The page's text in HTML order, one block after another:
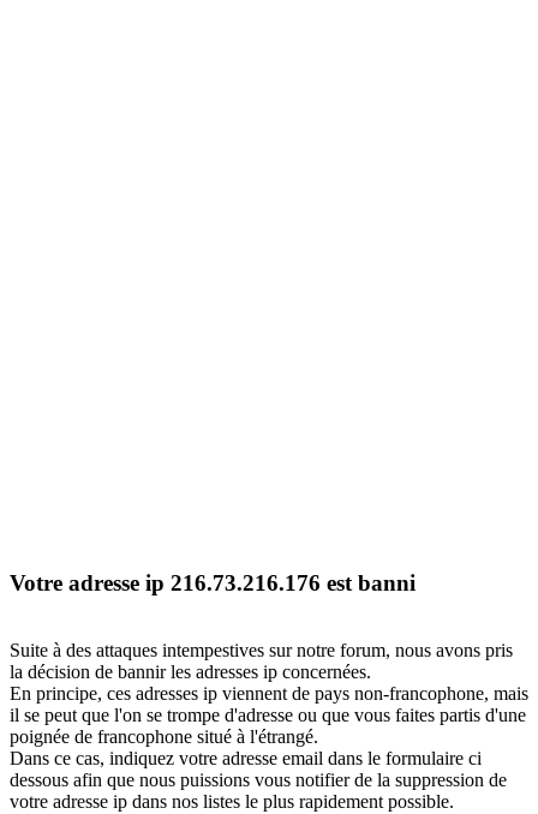
Votre adresse ip 216.73.216.176 est banni
Suite à des attaques intempestives sur notre forum, nous avons pris
la décision de bannir les adresses ip concernées.
En principe, ces adresses ip viennent de pays non-francophone, mais
il se peut que l'on se trompe d'adresse ou que vous faites partis d'une
poignée de francophone situé à l'étrangé.
Dans ce cas, indiquez votre adresse email dans le formulaire ci
dessous afin que nous puissions vous notifier de la suppression de
votre adresse ip dans nos listes le plus rapidement possible.